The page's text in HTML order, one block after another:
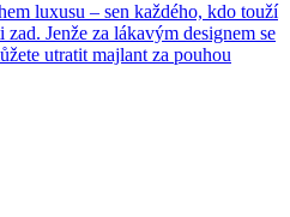
luxusu – sen každého, kdo touží
Jenže za lákavým designem se
utratit majlant za pouhou